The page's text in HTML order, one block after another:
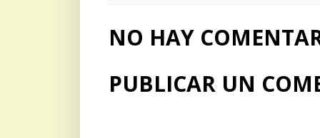
NO HAY
PUBLICAR UN